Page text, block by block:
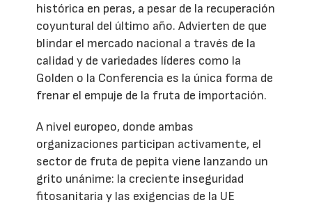
histórica en peras, a pesar de la recuperación
coyuntural del último año. Advierten de que
blindar el mercado nacional a través de la
calidad y de variedades líderes como la
Golden o la Conferencia es la única forma de
frenar el empuje de la fruta de importación.
A nivel europeo, donde ambas
organizaciones participan activamente, el
sector de fruta de pepita viene lanzando un
grito unánime: la creciente inseguridad
fitosanitaria y las exigencias de la UE